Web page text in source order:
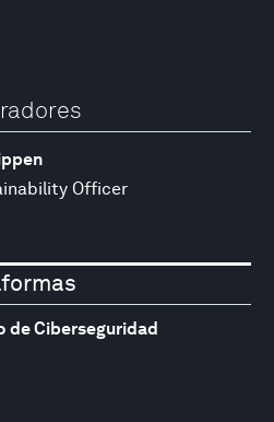
Officer
de Ciberseguridad